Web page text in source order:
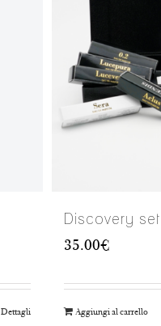
Dettagli
Discovery set
35.00€
Aggiungi al carrello